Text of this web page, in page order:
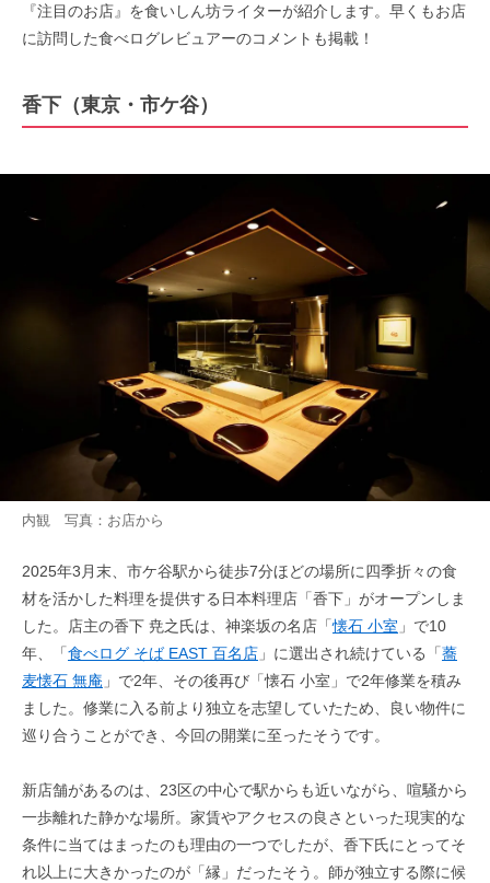
『注目のお店』を食いしん坊ライターが紹介します。早くもお店
に訪問した食べログレビュアーのコメントも掲載！
香下（東京・市ケ谷）
内観 写真：お店から
2025年3月末、市ケ谷駅から徒歩7分ほどの場所に四季折々の食
材を活かした料理を提供する日本料理店「香下」がオープンしま
した。店主の香下 尭之氏は、神楽坂の名店「懐石 小室 」で10
年、「食べログ そば EAST 百名店 」に選出され続けている「蕎
麦懐石 無庵 」で2年、その後再び「懐石 小室」で2年修業を積み
ました。修業に入る前より独立を志望していたため、良い物件に
巡り合うことができ、今回の開業に至ったそうです。
新店舗があるのは、23区の中心で駅からも近いながら、喧騒から
一歩離れた静かな場所。家賃やアクセスの良さといった現実的な
条件に当てはまったのも理由の一つでしたが、香下氏にとってそ
れ以上に大きかったのが「縁」だったそう。師が独立する際に候